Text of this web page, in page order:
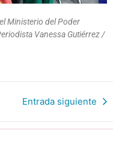
Ministerio del Poder
Vanessa Gutiérrez /
Entrada siguiente